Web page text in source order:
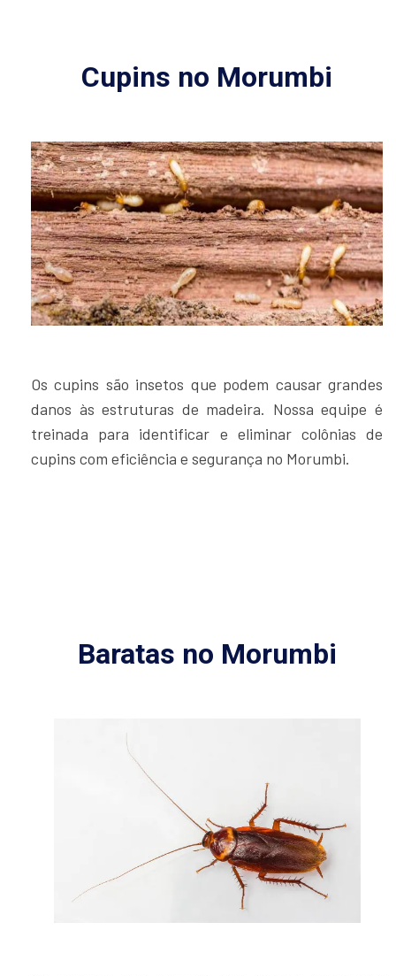
Cupins no Morumbi
Os cupins são insetos que podem causar grandes
danos às estruturas de madeira. Nossa equipe é
treinada para identificar e eliminar colônias de
cupins com eficiência e segurança no Morumbi.
Baratas no Morumbi